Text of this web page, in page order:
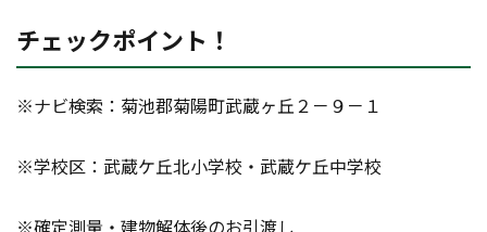
チェックポイント！
※ナビ検索：菊池郡菊陽町武蔵ヶ丘２－９－１
※学校区：武蔵ケ丘北小学校・武蔵ケ丘中学校
※確定測量・建物解体後のお引渡し